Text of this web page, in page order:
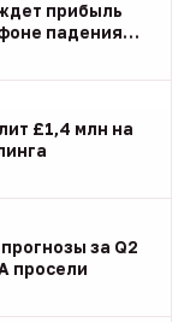
прибыль
падения
£1,4 млн на
за Q2
просели